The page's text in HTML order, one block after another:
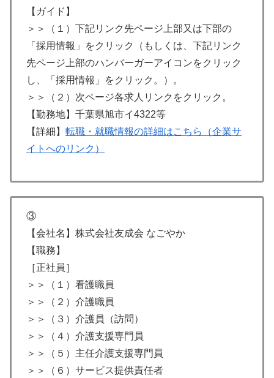
【ガイド】
＞＞（１）下記リンク先ページ上部又は下部の
「採用情報」をクリック（もしくは、下記リンク
先ページ上部のハンバーガーアイコンをクリック
し、「採用情報」をクリック。）。
＞＞（２）次ページ各求人リンクをクリック。
【勤務地】千葉県旭市イ4322等
【詳細】 転職・就職情報の詳細はこちら（企業サ
イトへのリンク）
③
【会社名】株式会社友成会 なごやか
【職務】
［正社員］
＞＞（１）看護職員
＞＞（２）介護職員
＞＞（３）介護員（訪問）
＞＞（４）介護支援専門員
＞＞（５）主任介護支援専門員
＞＞（６）サービス提供責任者